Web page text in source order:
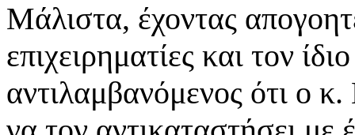
Μάλιστα, έχοντας
επιχειρηματίες και τον
αντιλαμβανόμενος ότι ο κ.